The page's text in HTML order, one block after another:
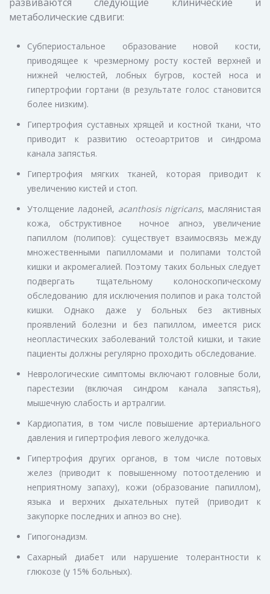
метаболические сдвиги:
Субпериостальное образование новой кости,
приводящее к чрезмерному росту костей верхней и
нижней челюстей, лобных бугров, костей носа и
гипертрофии гортани (в результате голос становится
более низким).
Гипертрофия суставных хрящей и костной ткани, что
приводит к развитию остеоартритов и синдрома
канала запястья.
Гипертрофия мягких тканей, которая приводит к
увеличению кистей и стоп.
Утолщение ладоней, acanthosis nigricans, маслянистая
кожа, обструктивное ночное апноэ, увеличение
папиллом (полипов): существует взаимосвязь между
множественными папилломами и полипами толстой
кишки и акромегалией. Поэтому таких больных следует
подвергать тщательному колоноскопическому
обследованию для исключения полипов и рака толстой
кишки. Однако даже у больных без активных
проявлений болезни и без папиллом, имеется риск
неопластических заболеваний толстой кишки, и такие
пациенты должны регулярно проходить обследование.
Неврологические симптомы включают головные боли,
парестезии (включая синдром канала запястья),
мышечную слабость и артралгии.
Кардиопатия, в том числе повышение артериального
давления и гипертрофия левого желудочка.
Гипертрофия других органов, в том числе потовых
желез (приводит к повышенному потоотделению и
неприятному запаху), кожи (образование папиллом),
языка и верхних дыхательных путей (приводит к
закупорке последних и апноэ во сне).
Гипогонадизм.
Сахарный диабет или нарушение толерантности к
глюкозе (у 15% больных).